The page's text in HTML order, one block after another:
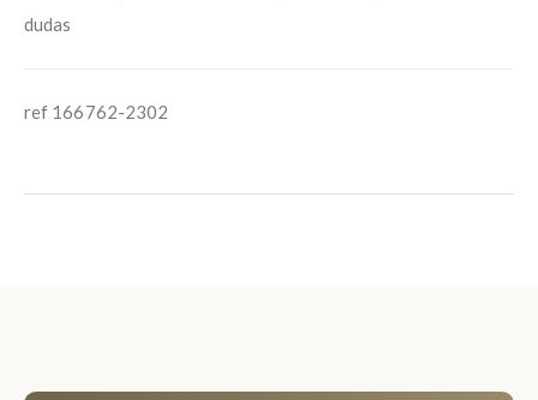
dudas
ref 166762-2302